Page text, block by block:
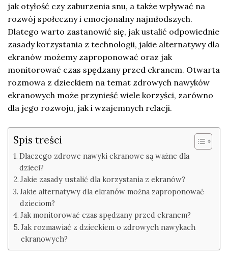
jak otyłość czy zaburzenia snu, a także wpływać na
rozwój społeczny i emocjonalny najmłodszych.
Dlatego warto zastanowić się, jak ustalić odpowiednie
zasady korzystania z technologii, jakie alternatywy dla
ekranów możemy zaproponować oraz jak
monitorować czas spędzany przed ekranem. Otwarta
rozmowa z dzieckiem na temat zdrowych nawyków
ekranowych może przynieść wiele korzyści, zarówno
dla jego rozwoju, jak i wzajemnych relacji.
Spis treści
Dlaczego zdrowe nawyki ekranowe są ważne dla
dzieci?
Jakie zasady ustalić dla korzystania z ekranów?
Jakie alternatywy dla ekranów można zaproponować
dzieciom?
Jak monitorować czas spędzany przed ekranem?
Jak rozmawiać z dzieckiem o zdrowych nawykach
ekranowych?